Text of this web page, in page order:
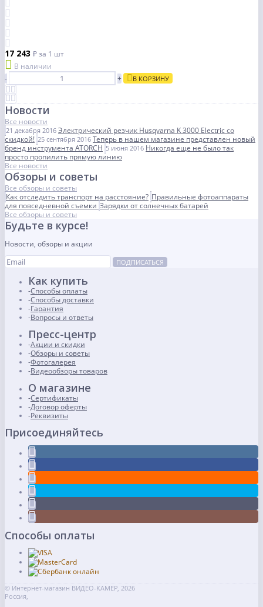
17 243 ₽за 1 шт
В наличии
-
+ В КОРЗИНУ
Новости
Все новости
21 декабря 2016 Электрический резчик Husqvarna K 3000 Electric со
скидкой! 25 сентября 2016 Теперь в нашем магазине представлен новый
бренд инструмента ATORCH 5 июня 2016 Никогда еще не было так
просто пропилить прямую линию
Все новости
Обзоры и советы
Все обзоры и советы
Как отследить транспорт на расстояние? Правильные фотоаппараты
для повседневной съемки Зарядки от солнечных батарей
Все обзоры и советы
Будьте в курсе!
Новости, обзоры и акции
ПОДПИСАТЬСЯ
Как купить
Способы оплаты
Способы доставки
Гарантия
Вопросы и ответы
Пресс-центр
Акции и скидки
Обзоры и советы
Фотогалерея
Видеообзоры товаров
О магазине
Сертификаты
Договор оферты
Реквизиты
Присоединяйтесь
Способы оплаты
© Интернет-магазин ВИДЕО-КАМЕР, 2026
Россия,